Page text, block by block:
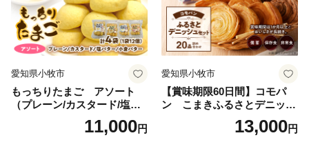
愛知県小牧市
もっちりたまご アソート
（プレーン/カスタード/塩バ
ター/小倉バター）11,000円
愛知県小牧市
【賞味期限60日間】コモパ
ン こまきふるさとデニッシ
ュセット（20個入り）／災害
用備蓄 保存食 非常食 防災グ
13,000円